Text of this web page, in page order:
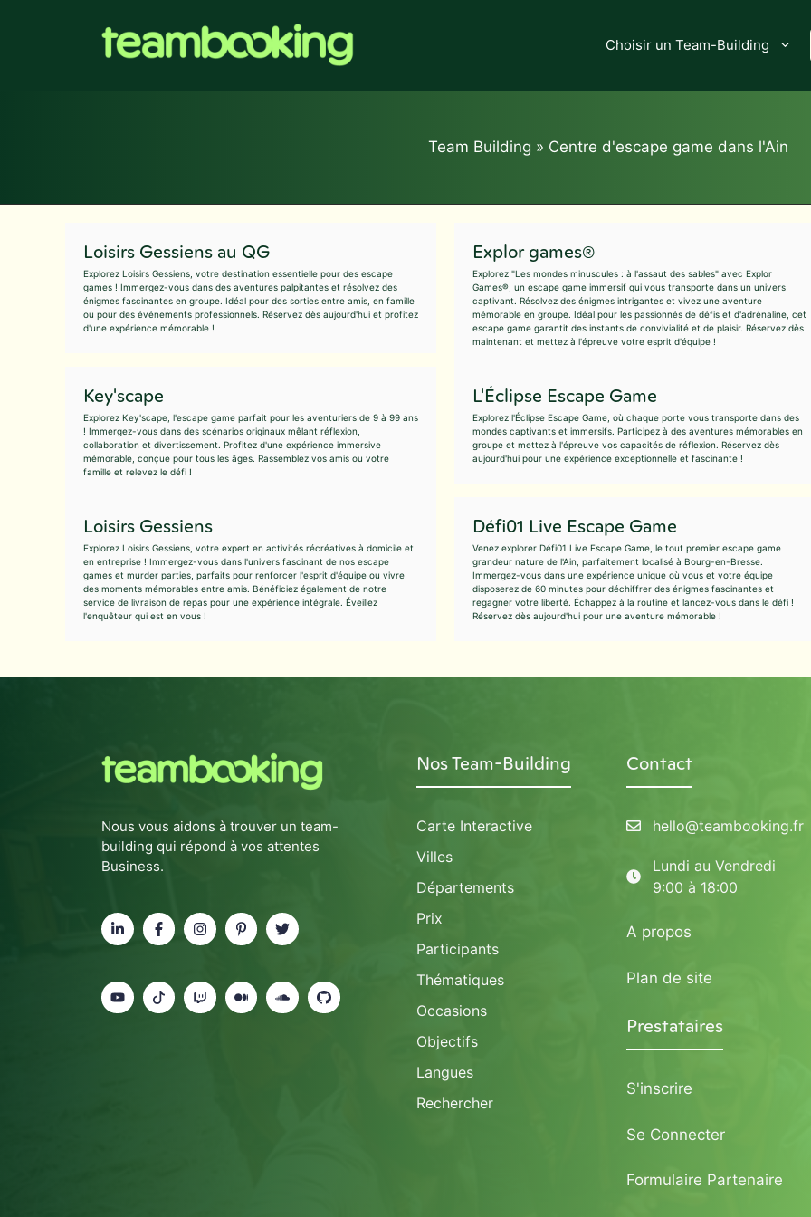
Choisir un Team-Building
Team Building » Centre d'escape game dans l'Ain
Loisirs Gessiens au QG
Explorez Loisirs Gessiens, votre destination essentielle pour des escape
games ! Immergez-vous dans des aventures palpitantes et résolvez des
énigmes fascinantes en groupe. Idéal pour des sorties entre amis, en famille
ou pour des événements professionnels. Réservez dès aujourd'hui et profitez
d'une expérience mémorable !
Explor games®
Explorez "Les mondes minuscules : à l'assaut des sables" avec Explor
Games®, un escape game immersif qui vous transporte dans un univers
captivant. Résolvez des énigmes intrigantes et vivez une aventure
mémorable en groupe. Idéal pour les passionnés de défis et d'adrénaline, cet
escape game garantit des instants de convivialité et de plaisir. Réservez dès
maintenant et mettez à l'épreuve votre esprit d'équipe !
Key'scape
Explorez Key'scape, l'escape game parfait pour les aventuriers de 9 à 99 ans
! Immergez-vous dans des scénarios originaux mêlant réflexion,
collaboration et divertissement. Profitez d'une expérience immersive
mémorable, conçue pour tous les âges. Rassemblez vos amis ou votre
famille et relevez le défi !
L'Éclipse Escape Game
Explorez l'Éclipse Escape Game, où chaque porte vous transporte dans des
mondes captivants et immersifs. Participez à des aventures mémorables en
groupe et mettez à l'épreuve vos capacités de réflexion. Réservez dès
aujourd'hui pour une expérience exceptionnelle et fascinante !
Loisirs Gessiens
Explorez Loisirs Gessiens, votre expert en activités récréatives à domicile et
en entreprise ! Immergez-vous dans l'univers fascinant de nos escape
games et murder parties, parfaits pour renforcer l'esprit d'équipe ou vivre
des moments mémorables entre amis. Bénéficiez également de notre
service de livraison de repas pour une expérience intégrale. Éveillez
l'enquêteur qui est en vous !
Défi01 Live Escape Game
Venez explorer Défi01 Live Escape Game, le tout premier escape game
grandeur nature de l'Ain, parfaitement localisé à Bourg-en-Bresse.
Immergez-vous dans une expérience unique où vous et votre équipe
disposerez de 60 minutes pour déchiffrer des énigmes fascinantes et
regagner votre liberté. Échappez à la routine et lancez-vous dans le défi !
Réservez dès aujourd'hui pour une aventure mémorable !
Nous vous aidons à trouver un team-
building qui répond à vos attentes
Business.
Nos Team-Building
Carte Interactive
Villes
Départements
Prix
Participants
Thématiques
Occasions
Objectifs
Langues
Rechercher
Contact
hello@teambooking.fr
Lundi au Vendredi
9:00 à 18:00
A propos
Plan de site
Prestataires
S'inscrire
Se Connecter
Formulaire Partenaire